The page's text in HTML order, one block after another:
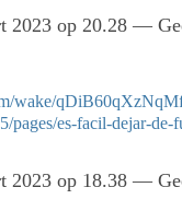
2023 op 20.28 —
wake/
es-facil-dejar-de-
2023 op 18.38 —